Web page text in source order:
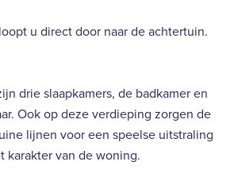
u direct door naar de achtertuin.
drie slaapkamers, de badkamer en
Ook op deze verdieping zorgen de
lijnen voor een speelse uitstraling
karakter van de woning.